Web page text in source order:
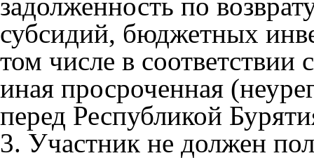
субсидий, бюджетных
том числе в
иная просроченная
перед Республикой
3. Участник не должен